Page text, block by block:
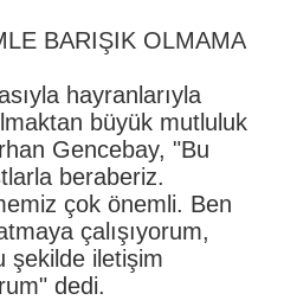
BARIŞIK OLMAMA
hayranlarıyla
büyük mutluluk
Gencebay, "Bu
beraberiz.
çok önemli. Ben
çalışıyorum,
şekilde iletişim
dedi.